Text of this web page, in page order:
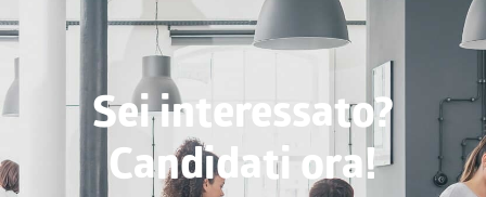
Sei interessato?
Candidati ora!